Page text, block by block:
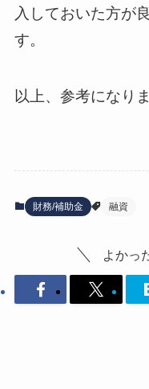
入しておいた方が
す。
以上、参考になり
財務/補助金 融資
よかっ